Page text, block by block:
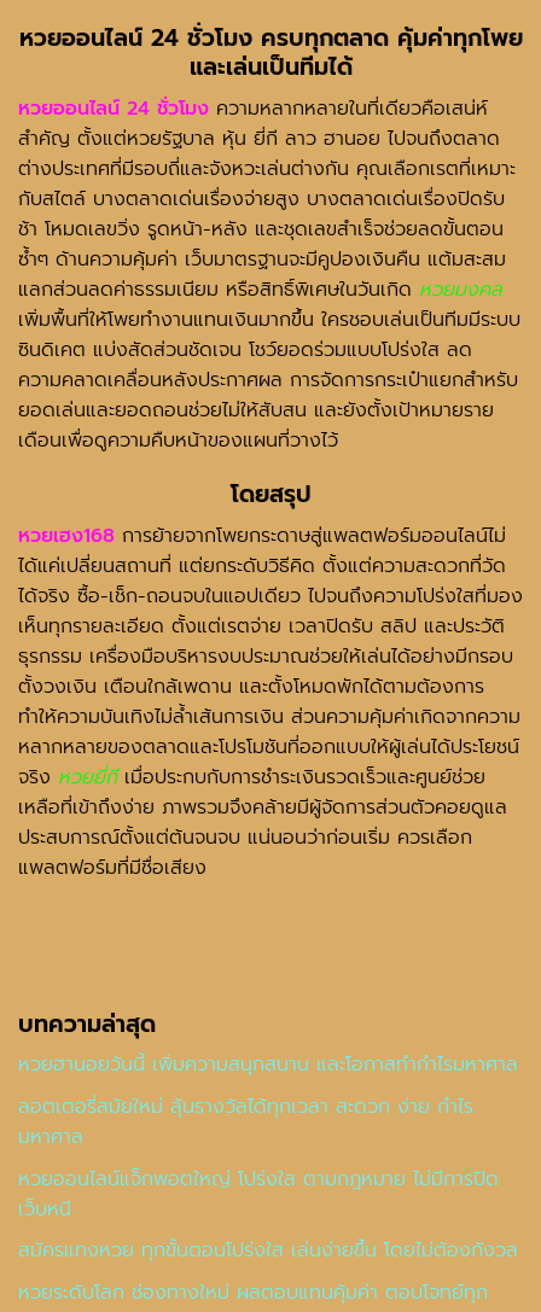
หวยออนไลน์ 24 ชั่วโมง ครบทุกตลาด คุ้มค่าทุกโพย
และเล่นเป็นทีมได้
หวยออนไลน์ 24 ชั่วโมง ความหลากหลายในที่เดียวคือเสน่ห์
สำคัญ ตั้งแต่หวยรัฐบาล หุ้น ยี่กี ลาว ฮานอย ไปจนถึงตลาด
ต่างประเทศที่มีรอบถี่และจังหวะเล่นต่างกัน คุณเลือกเรตที่เหมาะ
กับสไตล์ บางตลาดเด่นเรื่องจ่ายสูง บางตลาดเด่นเรื่องปิดรับ
ช้า โหมดเลขวิ่ง รูดหน้า-หลัง และชุดเลขสำเร็จช่วยลดขั้นตอน
ซ้ำๆ ด้านความคุ้มค่า เว็บมาตรฐานจะมีคูปองเงินคืน แต้มสะสม
แลกส่วนลดค่าธรรมเนียม หรือสิทธิ์พิเศษในวันเกิด หวยมงคล
เพิ่มพื้นที่ให้โพยทำงานแทนเงินมากขึ้น ใครชอบเล่นเป็นทีมมีระบบ
ซินดิเคต แบ่งสัดส่วนชัดเจน โชว์ยอดร่วมแบบโปร่งใส ลด
ความคลาดเคลื่อนหลังประกาศผล การจัดการกระเป๋าแยกสำหรับ
ยอดเล่นและยอดถอนช่วยไม่ให้สับสน และยังตั้งเป้าหมายราย
เดือนเพื่อดูความคืบหน้าของแผนที่วางไว้
โดยสรุป
หวยเฮง168 การย้ายจากโพยกระดาษสู่แพลตฟอร์มออนไลน์ไม่
ได้แค่เปลี่ยนสถานที่ แต่ยกระดับวิธีคิด ตั้งแต่ความสะดวกที่วัด
ได้จริง ซื้อ-เช็ก-ถอนจบในแอปเดียว ไปจนถึงความโปร่งใสที่มอง
เห็นทุกรายละเอียด ตั้งแต่เรตจ่าย เวลาปิดรับ สลิป และประวัติ
ธุรกรรม เครื่องมือบริหารงบประมาณช่วยให้เล่นได้อย่างมีกรอบ
ตั้งวงเงิน เตือนใกล้เพดาน และตั้งโหมดพักได้ตามต้องการ
ทำให้ความบันเทิงไม่ล้ำเส้นการเงิน ส่วนความคุ้มค่าเกิดจากความ
หลากหลายของตลาดและโปรโมชันที่ออกแบบให้ผู้เล่นได้ประโยชน์
จริง หวยยี่กี เมื่อประกบกับการชำระเงินรวดเร็วและศูนย์ช่วย
เหลือที่เข้าถึงง่าย ภาพรวมจึงคล้ายมีผู้จัดการส่วนตัวคอยดูแล
ประสบการณ์ตั้งแต่ต้นจนจบ แน่นอนว่าก่อนเริ่ม ควรเลือก
แพลตฟอร์มที่มีชื่อเสียง
บทความล่าสุด
หวยฮานอยวันนี้ เพิ่มความสนุกสนาน และโอกาสทำกำไรมหาศาล
ลอตเตอรี่สมัยใหม่ ลุ้นรางวัลได้ทุกเวลา สะดวก ง่าย กำไร
มหาศาล
หวยออนไลน์แจ็กพอตใหญ่ โปร่งใส ตามกฎหมาย ไม่มีการปิด
เว็บหนี
สมัครแทงหวย ทุกขั้นตอนโปร่งใส เล่นง่ายขึ้น โดยไม่ต้องกังวล
หวยระดับโลก ช่องทางใหม่ ผลตอบแทนคุ้มค่า ตอบโจทย์ทุก